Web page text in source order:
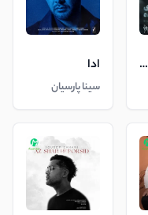
گلهای باران خورده ادا
سینا پارسیان